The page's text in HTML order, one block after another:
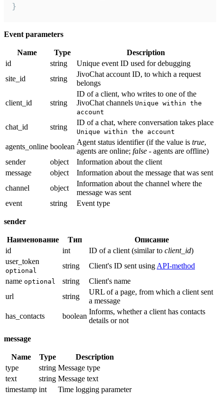
}
Event parameters
Name Type
Description
id
string
Unique event ID used for debugging
site_id
string
JivoChat account ID, to which a request
belongs
client_id string
ID of a client, who writes to one of the
JivoChat channels Unique within the
account
chat_id string
ID of a chat, where conversation takes place
Unique within the account
agents_online boolean
Agent status identifier (if the value is true,
agents are online; false - agents are offline)
sender
object
Information about the client
message
object
Information about the message that was sent
channel
object
Information about the channel where the
message was sent
event
string Event type
sender
Наименование Тип
Описание
id
int ID of a client (similar to client_id)
user_token
optional
string Client's ID sent using API-method
name optional string
Client's name
url
string
URL of a page, from which a client sent
a message
has_contacts
boolean
Informs, whether a client has contacts
details or not
message
Name Type
Description
type
string Message type
text
string Message text
timestamp int Time logging parameter